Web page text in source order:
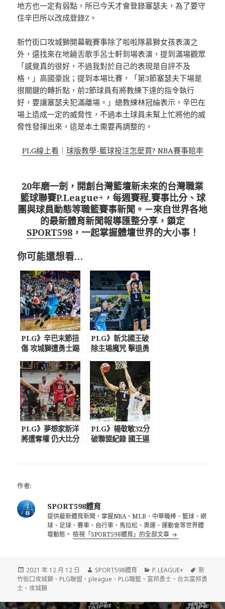
地方也一定有弱點，所已今天才會登錄塞瑟夫，為了要守
住辛巴所以改成登錄Z。
新竹街口攻城獅開幕戰賽事除了啦啦隊慕獅女孩表演之
外，還找來在地饒舌歌手呂士軒到場表演，提到滿場觀眾
「感覺真的很好，不過我對於自己的表現是自評不及
格，」高國豪說；提到本場比賽，「第3節塞瑟夫下場是
很關鍵的轉折點，前2節球員有將教練下達的指令執行
好，要讓塞瑟夫犯滿離場。」總教練林冠綸表示，辛巴在
場上造成一定的威脅性，不過本土球員未幫上忙將他的威
脅性發揮出來，這是本土需要再調整的。
PLG線上看 ︱ 球版教學-籃球投注怎麼買? NBA賽事賠率
20年磨一劍，開創台灣籃壇新未來的台灣職業
籃球聯賽P.League+，每週賽程,賽事比分、球
團與球員動態等職籃賽事新聞。－來自世界各地
的最新體育新聞報導匯整分享，鎖定
SPORT598，一起掌握體壇世界的大小事！
你可能還想看…
PLG》辛巴末節扭
傷 攻城獅遭勇士踢
PLG》新北國王破
除主場魔咒 擊退勇
PLG》夢想家新洋
將遭奪權 仍大比分
PLG》楊敬敏32分
破聯盟紀錄 國王逼
作者:
SPORT598體育
提供最新體育新聞，掌握NBA、MLB、中華職棒、籃球、網
球、足球、賽車、自行車、馬拉松、奧運、運動會等世界體
壇動態。檢視「SPORT598體育」的全部文章
發
佈
日
2021 年 12 月 12 日
作
者
SPORT598體育
分
類
P. LEAGUE+
標
籤
新
竹街口攻城獅 、 PLG聯盟 、 pleague 、 PLG職籃 、 富邦勇士 、 台北富邦勇
士 、攻城獅